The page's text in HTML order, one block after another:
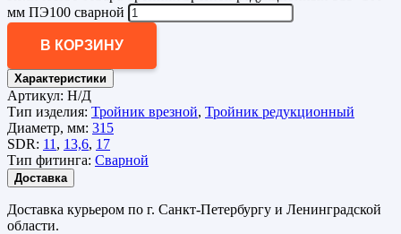
мм ПЭ100 сварной
В КОРЗИНУ
Характеристики
Артикул: Н/Д
Тип изделия: Тройник врезной, Тройник редукционный
Диаметр, мм: 315
SDR: 11 , 13,6, 17
Тип фитинга: Сварной
Доставка
Доставка курьером по г. Санкт-Петербургу и Ленинградской
области.